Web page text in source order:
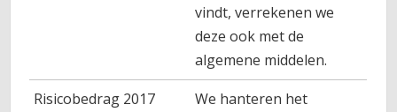
vindt, verrekenen we
deze ook met de
algemene middelen.
Risicobedrag 2017
We hanteren het